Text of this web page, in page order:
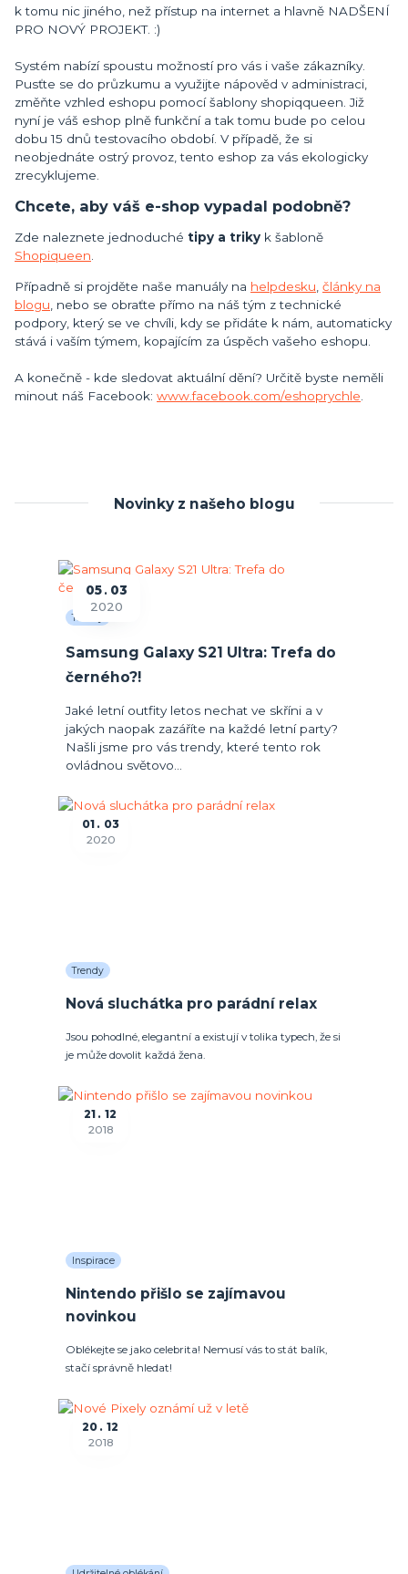
k tomu nic jiného, než přístup na internet a hlavně NADŠENÍ
PRO NOVÝ PROJEKT. :)
Systém nabízí spoustu možností pro vás i vaše zákazníky.
Pusťte se do průzkumu a využijte nápověd v administraci,
změňte vzhled eshopu pomocí šablony shopiqqueen. Již
nyní je váš eshop plně funkční a tak tomu bude po celou
dobu 15 dnů testovacího období. V případě, že si
neobjednáte ostrý provoz, tento eshop za vás ekologicky
zrecyklujeme.
Chcete, aby váš e-shop vypadal podobně?
Zde naleznete jednoduché tipy a triky k šabloně
Shopiqueen.
Případně si projděte naše manuály na helpdesku články na
blogu , nebo se obraťte přímo na náš tým z technické
podpory, který se ve chvíli, kdy se přidáte k nám, automaticky
stává i vaším týmem, kopajícím za úspěch vašeho eshopu.
A konečně - kde sledovat aktuální dění? Určitě byste neměli
minout náš Facebook: www.facebook.com/eshoprychle
Novinky z našeho blogu
05
03
2020
Trendy
Samsung Galaxy S21 Ultra: Trefa do
černého?!
Jaké letní outfity letos nechat ve skříni a v
jakých naopak zazáříte na každé letní party?
Našli jsme pro vás trendy, které tento rok
ovládnou světovo...
01
03
2020
Trendy
Nová sluchátka pro parádní relax
Jsou pohodlné, elegantní a existují v tolika typech, že si
je může dovolit každá žena.
21
12
2018
Inspirace
Nintendo přišlo se zajímavou
novinkou
Oblékejte se jako celebrita! Nemusí vás to stát balík,
stačí správně hledat!
20
12
2018